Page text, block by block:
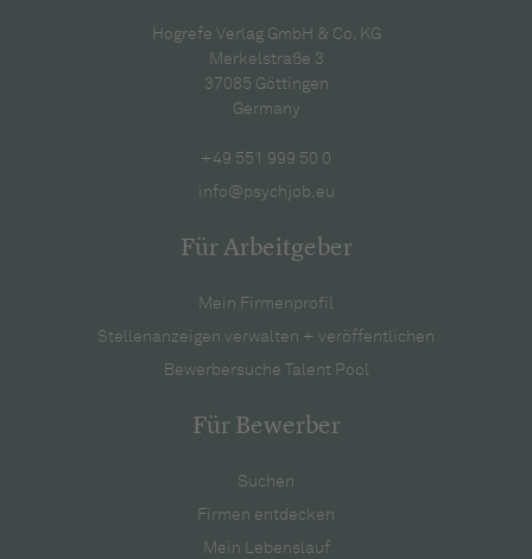
Hogrefe Verlag GmbH & Co. KG
Merkelstraße 3
37085 Göttingen
Germany
+49 551 999 50 0
info@psychjob.eu
Für Arbeitgeber
Mein Firmenprofil
Stellenanzeigen verwalten + veröffentlichen
Bewerbersuche Talent Pool
Für Bewerber
Suchen
Firmen entdecken
Mein Lebenslauf